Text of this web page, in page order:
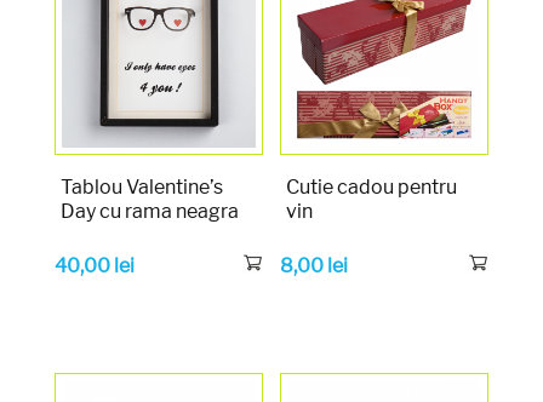
Tablou Valentine’s
Day cu rama neagra
40,00 lei
Cutie cadou pentru
vin
8,00 lei